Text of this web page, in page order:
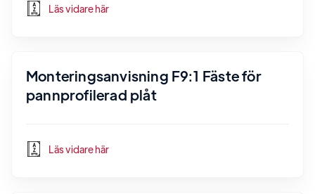
Läs vidare här
Monteringsanvisning F9:1 Fäste för
pannprofilerad plåt
Läs vidare här